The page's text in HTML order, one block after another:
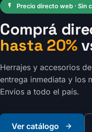
Precio directo web · Sin
Comprá
hasta 20%
Herrajes y accesorios
entrega inmediata y los
Envíos a todo el país.
Ver catálogo